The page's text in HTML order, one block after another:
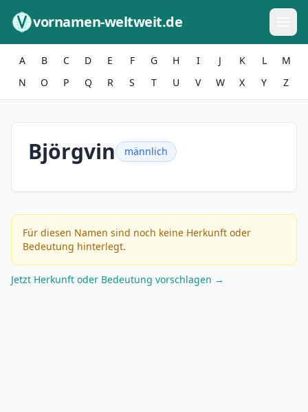
vornamen-weltweit.de
A B C D E F G H I J K L
M
N
O P Q R S T U V W X Y Z
Björgvin männlich
Für diesen Namen sind noch keine Herkunft oder
Bedeutung hinterlegt.
Jetzt Herkunft oder Bedeutung vorschlagen →